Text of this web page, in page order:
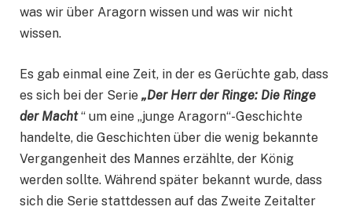
was wir über Aragorn wissen und was wir nicht
wissen.
Es gab einmal eine Zeit, in der es Gerüchte gab, dass
es sich bei der Serie „Der Herr der Ringe: Die Ringe
der Macht“ um eine „junge Aragorn“-Geschichte
handelte, die Geschichten über die wenig bekannte
Vergangenheit des Mannes erzählte, der König
werden sollte. Während später bekannt wurde, dass
sich die Serie stattdessen auf das Zweite Zeitalter